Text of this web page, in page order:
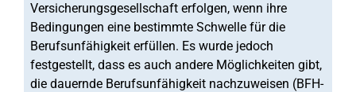
Versicherungsgesellschaft erfolgen, wenn ihre
Bedingungen eine bestimmte Schwelle für die
Berufsunfähigkeit erfüllen. Es wurde jedoch
festgestellt, dass es auch andere Möglichkeiten gibt,
die dauernde Berufsunfähigkeit nachzuweisen (BFH-